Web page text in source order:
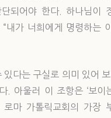
되어야 한다. 하나님이
내가 너희에게 명령하는
다는 구실로 의미 있어
아울러 이 조항은 ‘보이
마 가톨릭교회의 가장